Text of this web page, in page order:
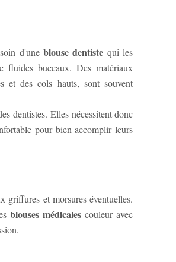
d'une blouse dentiste qui les
fluides buccaux. Des matériaux
et des cols hauts, sont souvent
donc
pour bien accomplir leurs
griffures et morsures éventuelles.
blouses médicales couleur avec